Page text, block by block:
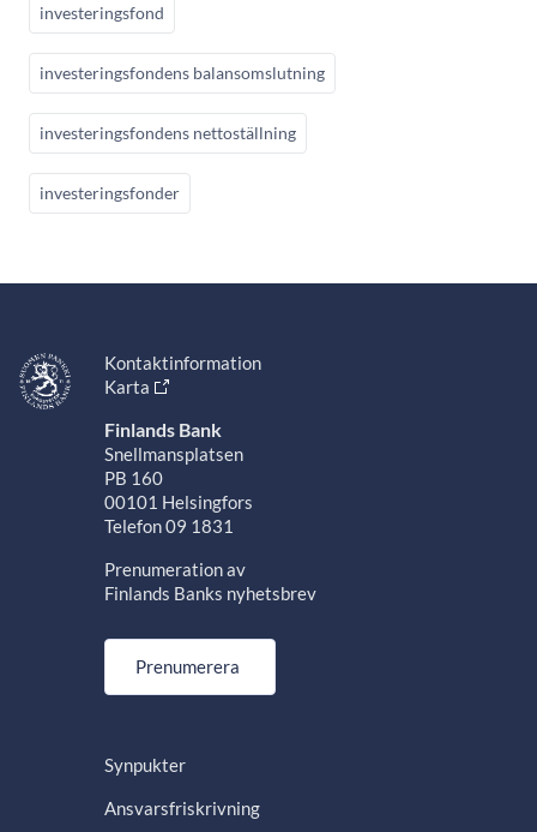
investeringsfond
investeringsfondens balansomslutning
investeringsfondens nettoställning
investeringsfonder
Kontaktinformation
Karta
Finlands Bank
Snellmansplatsen
PB 160
00101 Helsingfors
Telefon 09 1831
Prenumeration av
Finlands Banks nyhetsbrev
Prenumerera
Synpukter
Ansvarsfriskrivning